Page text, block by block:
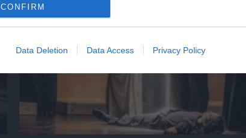
CONFIRM
Data Deletion Data Access Privacy Policy